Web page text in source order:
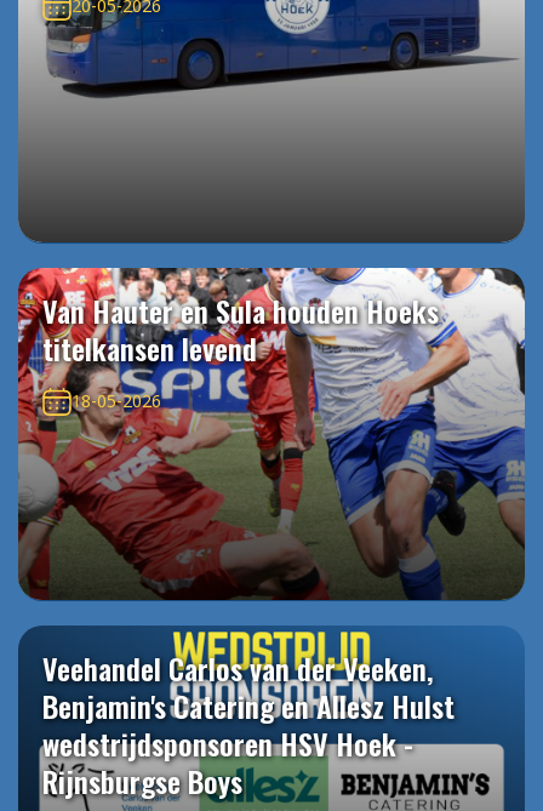
20-05-2026
Van Hauter en Sula houden Hoeks
titelkansen levend
18-05-2026
Veehandel Carlos van der Veeken,
Benjamin's Catering en Allesz Hulst
wedstrijdsponsoren HSV Hoek -
Rijnsburgse Boys